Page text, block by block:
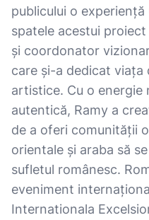
publicului o
spatele acestui
și coordonator
care și-a dedicat viața
artistice. Cu o energie
autentică, Ramy a
de a oferi comunității
orientale și araba să
sufletul românesc.
eveniment
Internationala